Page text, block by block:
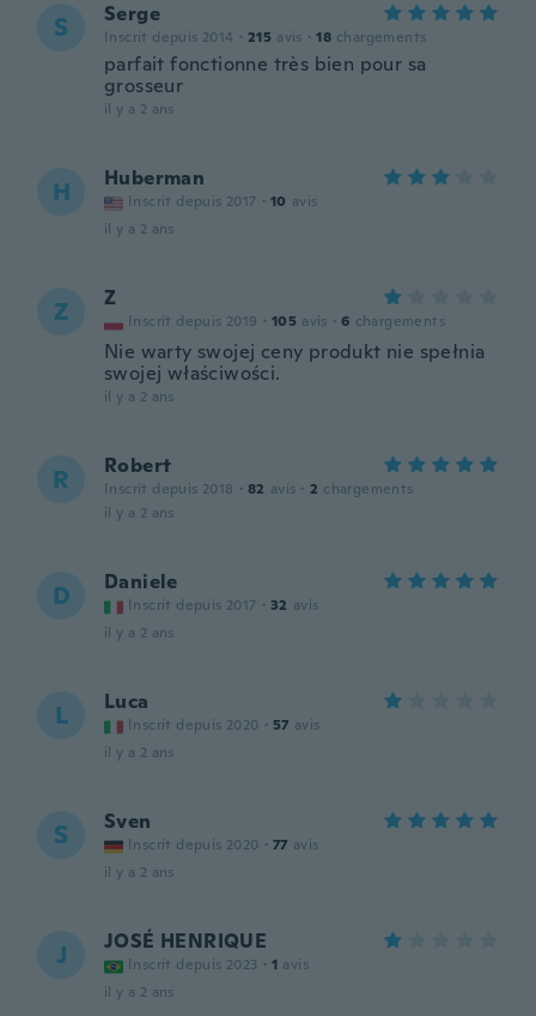
S Serge
Inscrit depuis 2014 · 215 avis · 18 chargements
parfait fonctionne très bien pour sa
grosseur
il y a 2 ans
H Huberman
Inscrit depuis 2017 · 10 avis
il y a 2 ans
Z Z
Inscrit depuis 2019 · 105 avis · 6 chargements
Nie warty swojej ceny produkt nie spełnia
swojej właściwości.
il y a 2 ans
R Robert
Inscrit depuis 2018 · 82 avis · 2 chargements
il y a 2 ans
D Daniele
Inscrit depuis 2017 · 32 avis
il y a 2 ans
L Luca
Inscrit depuis 2020 · 57 avis
il y a 2 ans
S Sven
Inscrit depuis 2020 · 77 avis
il y a 2 ans
J JOSÉ HENRIQUE
Inscrit depuis 2023 · 1 avis
il y a 2 ans